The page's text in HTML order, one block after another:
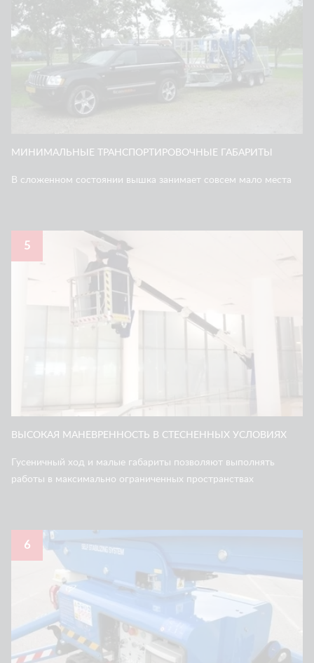
МИНИМАЛЬНЫЕ ТРАНСПОРТИРОВОЧНЫЕ ГАБАРИТЫ
В сложенном состоянии вышка занимает совсем мало места
5
ВЫСОКАЯ МАНЕВРЕННОСТЬ В СТЕСНЕННЫХ УСЛОВИЯХ
Гусеничный ход и малые габариты позволяют выполнять
работы в максимально ограниченных пространствах
6